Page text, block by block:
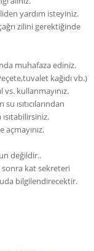
yardım isteyiniz.
zilini gerektiğinde
muhafaza ediniz.
kağıdı vb.)
vs. kullanmayınız.
ısıtıcılarından
açmayınız.
değildir..
kat sekreteri
bilgilendirecektir.